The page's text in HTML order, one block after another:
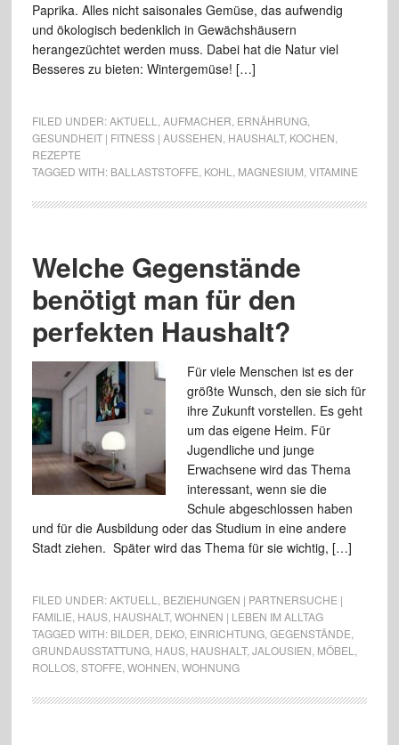
Paprika. Alles nicht saisonales Gemüse, das aufwendig
und ökologisch bedenklich in Gewächshäusern
herangezüchtet werden muss. Dabei hat die Natur viel
Besseres zu bieten: Wintergemüse! […]
FILED UNDER:AKTUELL AUFMACHER ERNÄHRUNG,
GESUNDHEIT | FITNESS | AUSSEHEN HAUSHALT, KOCHEN
REZEPTE
TAGGED WITH: BALLASTSTOFFE KOHL MAGNESIUM VITAMINE
Welche Gegenstände
benötigt man für den
perfekten Haushalt?
Für viele Menschen ist es der
größte Wunsch, den sie sich für
ihre Zukunft vorstellen. Es geht
um das eigene Heim. Für
Jugendliche und junge
Erwachsene wird das Thema
interessant, wenn sie die
Schule abgeschlossen haben
und für die Ausbildung oder das Studium in eine andere
Stadt ziehen. Später wird das Thema für sie wichtig, […]
FILED UNDER:AKTUELL
BEZIEHUNGEN | PARTNERSUCHE |
FAMILIE HAUS, HAUSHALT, WOHNEN | LEBEN IM ALLTAG
TAGGED WITH: BILDER DEKO, EINRICHTUNG, GEGENSTÄNDE
GRUNDAUSSTATTUNG, HAUS, HAUSHALT, JALOUSIEN MÖBEL
ROLLOS, STOFFE WOHNEN WOHNUNG